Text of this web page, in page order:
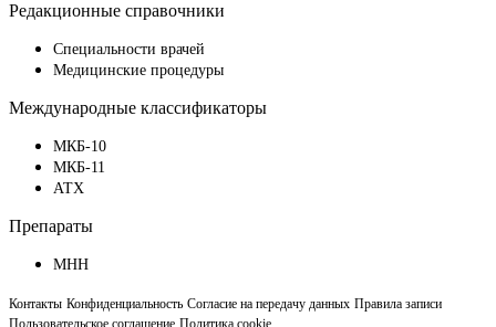
Редакционные справочники
Специальности врачей
Медицинские процедуры
Международные классификаторы
МКБ-10
МКБ-11
АТХ
Препараты
МНН
Контакты Конфиденциальность Согласие на передачу данных Правила записи